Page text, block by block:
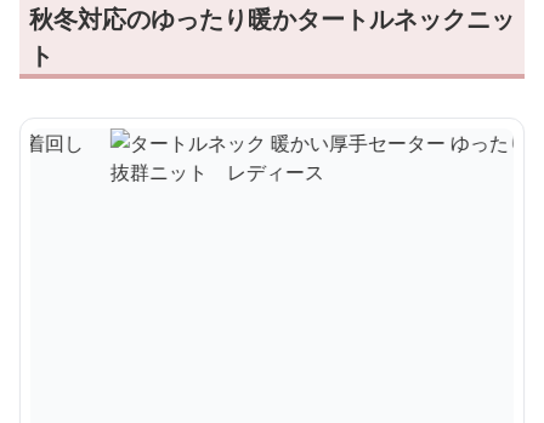
秋冬対応のゆったり暖かタートルネックニッ
ト